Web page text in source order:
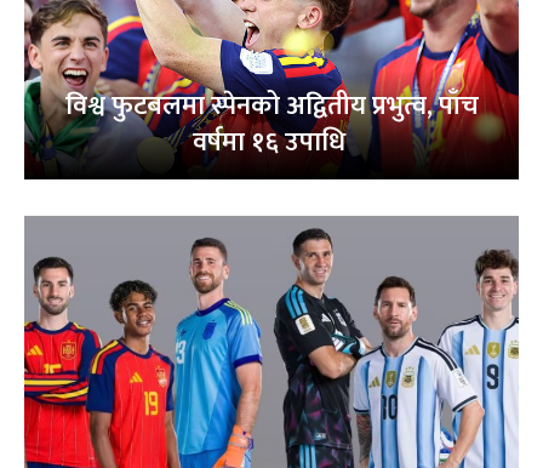
विश्व फुटबलमा स्पेनको अद्वितीय प्रभुत्व, पाँच
वर्षमा १६ उपाधि